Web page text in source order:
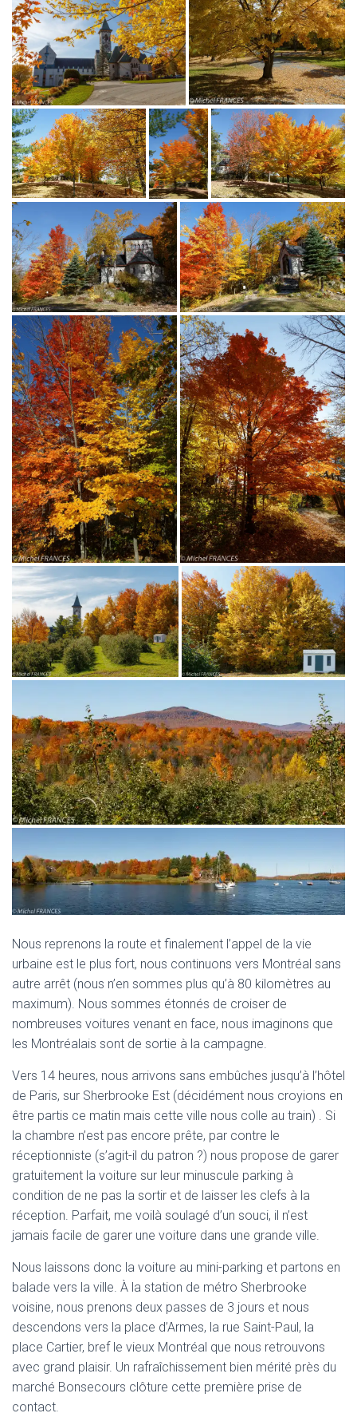
Nous reprenons la route et finalement l’appel de la vie
urbaine est le plus fort, nous continuons vers Montréal sans
autre arrêt (nous n’en sommes plus qu’à 80 kilomètres au
maximum). Nous sommes étonnés de croiser de
nombreuses voitures venant en face, nous imaginons que
les Montréalais sont de sortie à la campagne.
Vers 14 heures, nous arrivons sans embûches jusqu’à l’hôtel
de Paris, sur Sherbrooke Est (décidément nous croyions en
être partis ce matin mais cette ville nous colle au train) . Si
la chambre n’est pas encore prête, par contre le
réceptionniste (s’agit-il du patron ?) nous propose de garer
gratuitement la voiture sur leur minuscule parking à
condition de ne pas la sortir et de laisser les clefs à la
réception. Parfait, me voilà soulagé d’un souci, il n’est
jamais facile de garer une voiture dans une grande ville.
Nous laissons donc la voiture au mini-parking et partons en
balade vers la ville. À la station de métro Sherbrooke
voisine, nous prenons deux passes de 3 jours et nous
descendons vers la place d’Armes, la rue Saint-Paul, la
place Cartier, bref le vieux Montréal que nous retrouvons
avec grand plaisir. Un rafraîchissement bien mérité près du
marché Bonsecours clôture cette première prise de
contact.